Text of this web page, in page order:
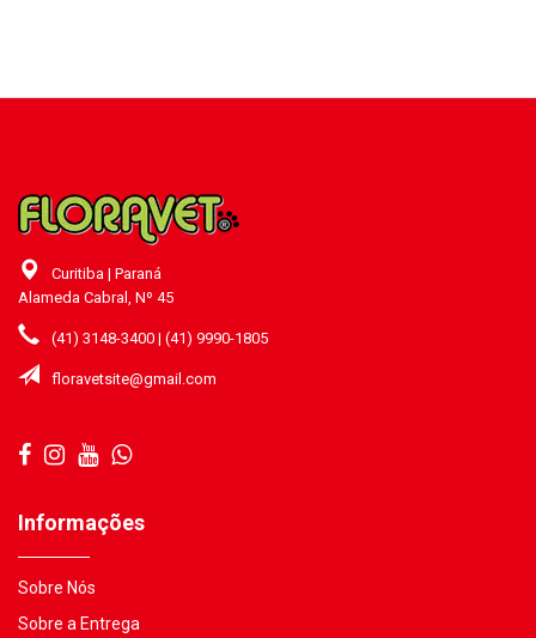
Curitiba | Paraná
Alameda Cabral, Nº 45
(41) 3148-3400 | (41) 9990-1805
floravetsite@gmail.com
Informações
Sobre Nós
Sobre a Entrega